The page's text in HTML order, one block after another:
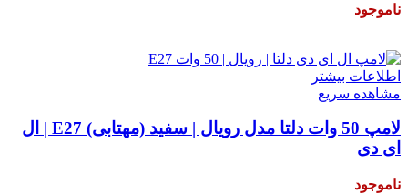
ناموجود
اطلاعات بیشتر
مشاهده سریع
لامپ 50 وات دلتا مدل رویال | سفید (مهتابی) E27 | ال
ای دی
ناموجود